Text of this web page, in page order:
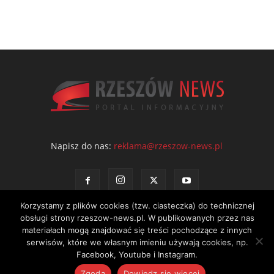
Napisz do nas: reklama@rzeszow-news.pl
Kontakt Polityka prywatności Regulamin portalu
© NEWS Sp. z o.o. - wydawca portalu Rzeszów News. Wszystkie prawa
Korzystamy z plików cookies (tzw. ciasteczka) do technicznej
obsługi strony rzeszow-news.pl. W publikowanych przez nas
materiałach mogą znajdować się treści pochodzące z innych
serwisów, które we własnym imieniu używają cookies, np.
Facebook, Youtube i Instagram.